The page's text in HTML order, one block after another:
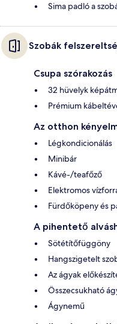
Sima padló a
Szobák
Csupa szórakozás
32 hüvelyk
Prémium
Az otthon
Légkondicionálás
Minibár
Kávé-/teafőző
Elektromos
Fürdőköpeny és
A pihentető
Sötétítőfüggöny
Hangszigetelt
Az ágyak
Összecsukható
Ágynemű